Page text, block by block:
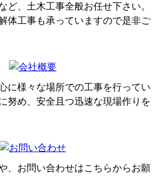
ど、土木工事全般お任せ下さい。
体工事も承っていますので是非ご
に様々な場所での工事を行ってい
努め、安全且つ迅速な現場作りを
、お問い合わせはこちらからお願